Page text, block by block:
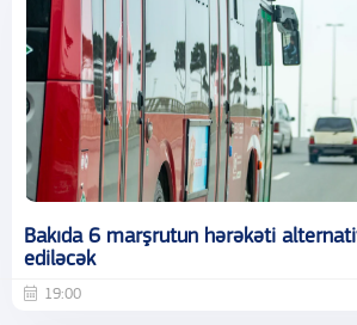
Bakıda 6 marşrutun hərəkəti
ediləcək
19:00